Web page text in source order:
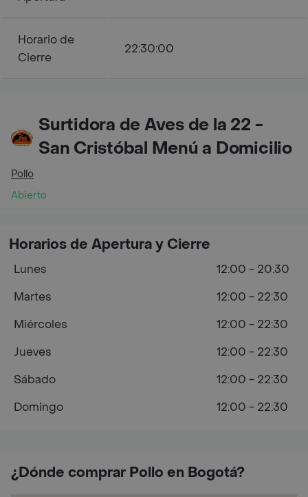
Horario de
Cierre
22:30:00
Surtidora de Aves de la 22 -
San Cristóbal Menú a Domicilio
Pollo
Abierto
¿Dónde comprar Pollo en Bogotá?
Horarios de Apertura y Cierre
Lunes
12:00 - 20:30
Martes
12:00 - 22:30
Miércoles
12:00 - 22:30
Jueves
12:00 - 22:30
Sábado
12:00 - 22:30
Domingo
12:00 - 22:30